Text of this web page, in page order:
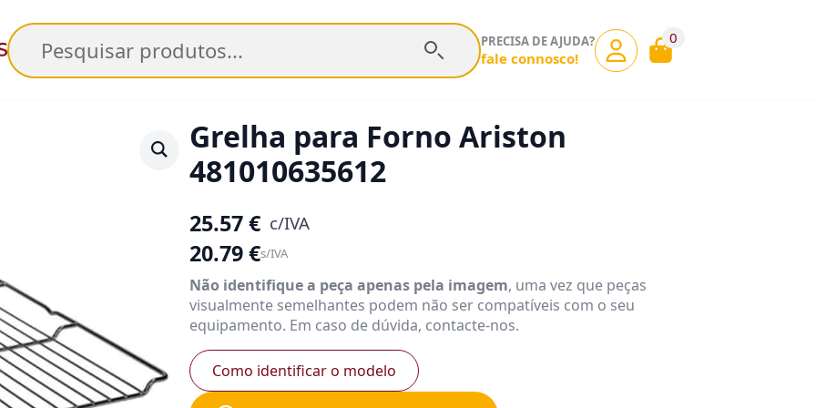
Pesquisar PRECISA DE AJUDA?
fale connosco!
0
Grelha para Forno Ariston
481010635612
25.57€ c/IVA
20.79€s/IVA
Não identifique a peça apenas pela imagem, uma vez que peças
visualmente semelhantes podem não ser compatíveis com o seu
equipamento. Em caso de dúvida, contacte-nos.
Como identificar o modelo